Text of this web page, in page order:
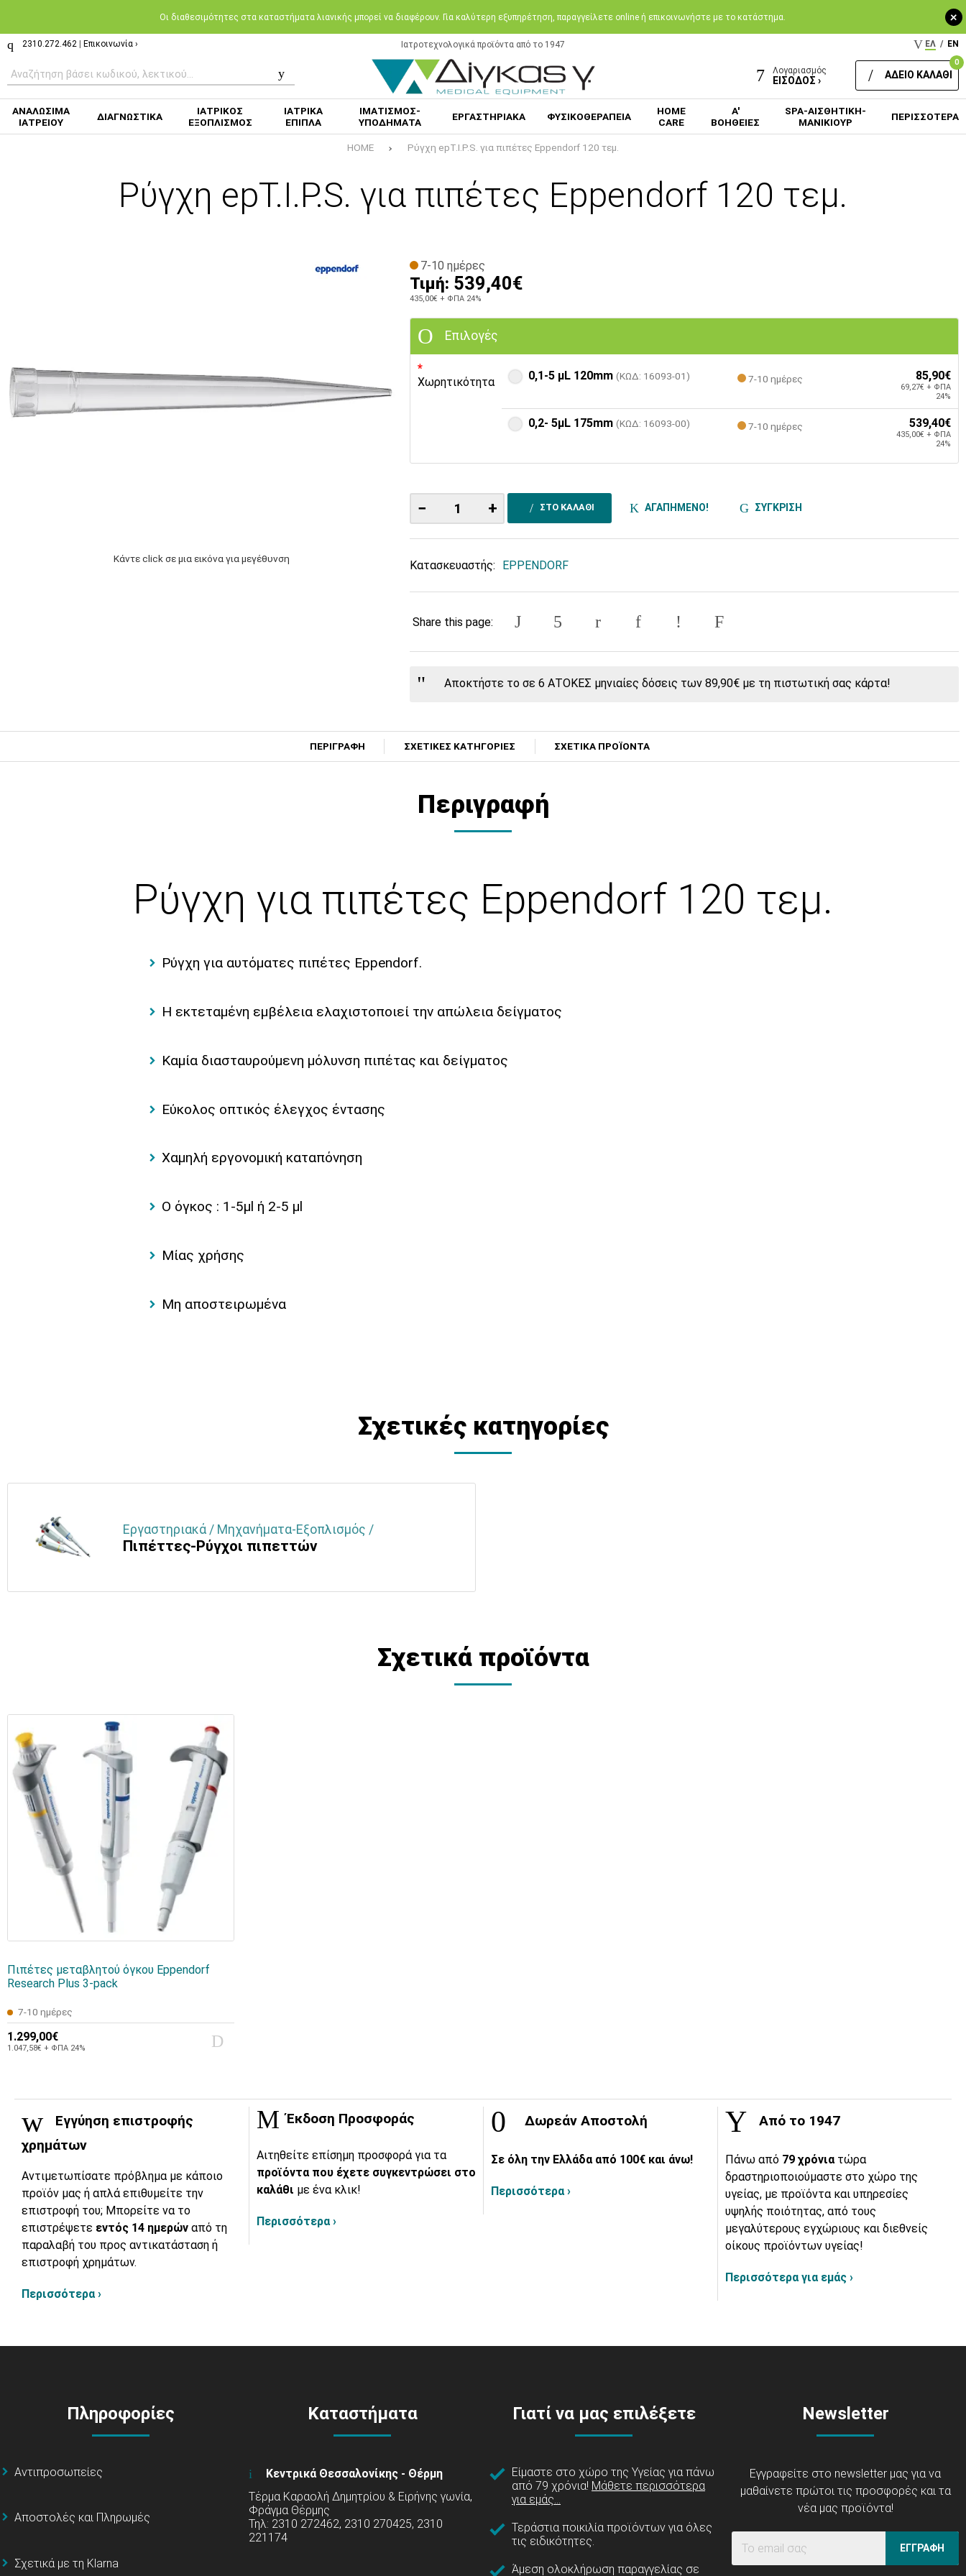
+
Oι διαθεσιμότητες στα καταστήματα λιανικής μπορεί να διαφέρουν. Για καλύτερη εξυπηρέτηση, παραγγείλετε online ή επικοινωνήστε με το κατάστημα.
2310.272.462 Επικοινωνία › Ιατροτεχνολογικά προϊόντα από το 1947 ΕΛ / EN
Λογαριασμός
ΕΙΣΟΔΟΣ ›
0
ΑΔΕΙΟ ΚΑΛΑΘΙ
ΑΝΑΛΩΣΙΜΑ
ΙΑΤΡΕΙΟΥ
ΔΙΑΓΝΩΣΤΙΚΑ
ΙΑΤΡΙΚΟΣ
ΕΞΟΠΛΙΣΜΟΣ
ΙΑΤΡΙΚΑ
ΕΠΙΠΛΑ
ΙΜΑΤΙΣΜΟΣ-
ΥΠΟΔΗΜΑΤΑ
ΕΡΓΑΣΤΗΡΙΑΚΑ ΦΥΣΙΚΟΘΕΡΑΠΕΙΑ
HOME
CARE
Α'
ΒΟΗΘΕΙΕΣ
SPA-ΑΙΣΘΗΤΙΚΗ-
ΜΑΝΙΚΙΟΥΡ
ΠΕΡΙΣΣΟΤΕΡΑ
HOME Ρύγχη epT.I.P.S. για πιπέτες Eppendorf 120 τεμ.
Ρύγχη epT.I.P.S. για πιπέτες Eppendorf 120 τεμ.
Κάντε click σε μια εικόνα για μεγέθυνση
7-10 ημέρες
Τιμή: 539,40€
435,00€ + ΦΠΑ 24%
Επιλογές
Χωρητικότητα 0,1-5 µL 120mm (ΚΩΔ: 16093-01) 7-10 ημέρες 85,90€
69,27€ + ΦΠΑ
24%
0,2- 5µL 175mm (ΚΩΔ: 16093-00) 7-10 ημέρες 539,40€
435,00€ + ΦΠΑ
24%
− + ΣΤΟ ΚΑΛΑΘΙ ΑΓΑΠΗΜΕΝΟ! ΣΥΓΚΡΙΣΗ
Κατασκευαστής: EPPENDORF
Share this page:
Αποκτήστε το σε 6 ΑΤΟΚΕΣ μηνιαίες δόσεις των 89,90€ με τη πιστωτική σας κάρτα!
ΠΕΡΙΓΡΑΦΗ ΣΧΕΤΙΚΕΣ ΚΑΤΗΓΟΡΙΕΣ ΣΧΕΤΙΚΑ ΠΡΟΪΟΝΤΑ
Περιγραφή
Ρύγχη για πιπέτες Eppendorf 120 τεμ.
Ρύγχη για αυτόματες πιπέτες Eppendorf.
Η εκτεταμένη εμβέλεια ελαχιστοποιεί την απώλεια δείγματος
Καμία διασταυρούμενη μόλυνση πιπέτας και δείγματος
Εύκολος οπτικός έλεγχος έντασης
Χαμηλή εργονομική καταπόνηση
Ο όγκος : 1-5μl ή 2-5 μl
Μίας χρήσης
Μη αποστειρωμένα
Σχετικές κατηγορίες
Εργαστηριακά / Μηχανήματα-Εξοπλισμός /
Πιπέττες-Ρύγχοι πιπεττών
Σχετικά προϊόντα
Πιπέτες μεταβλητού όγκου Eppendorf
Research Plus 3-pack
7-10 ημέρες
1.299,00€
1.047,58€ + ΦΠΑ 24%
Εγγύηση επιστροφής
χρημάτων
Αντιμετωπίσατε πρόβλημα με κάποιο
προϊόν μας ή απλά επιθυμείτε την
επιστροφή του; Μπορείτε να το
επιστρέψετε εντός 14 ημερών από τη
παραλαβή του προς αντικατάσταση ή
επιστροφή χρημάτων.
Περισσότερα ›
Έκδοση Προσφοράς
Αιτηθείτε επίσημη προσφορά για τα
προϊόντα που έχετε συγκεντρώσει στο
καλάθι με ένα κλικ!
Περισσότερα ›
Δωρεάν Αποστολή
Σε όλη την Ελλάδα από 100€ και άνω!
Περισσότερα ›
Από το 1947
Πάνω από 79 χρόνια τώρα
δραστηριοποιούμαστε στο χώρο της
υγείας, με προϊόντα και υπηρεσίες
υψηλής ποιότητας, από τους
μεγαλύτερους εγχώριους και διεθνείς
οίκους προϊόντων υγείας!
Περισσότερα για εμάς ›
Πληροφορίες
Αντιπροσωπείες
Αποστολές και Πληρωμές
Σχετικά με τη Klarna
Καταστήματα
Κεντρικά Θεσσαλονίκης - Θέρμη
Τέρμα Καραολή Δημητρίου & Ειρήνης γωνία,
Φράγμα Θέρμης
Τηλ: 2310 272462, 2310 270425, 2310
221174
Γιατί να μας επιλέξετε
Είμαστε στο χώρο της Υγείας για πάνω
από 79 χρόνια! Μάθετε περισσότερα
για εμάς...
Τεράστια ποικιλία προϊόντων για όλες
τις ειδικότητες.
Άμεση ολοκλήρωση παραγγελίας σε
Newsletter
Εγγραφείτε στο newsletter μας για να
μαθαίνετε πρώτοι τις προσφορές και τα
νέα μας προϊόντα!
ΕΓΓΡΑΦΗ